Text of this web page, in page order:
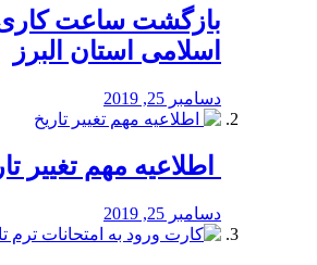
بازگشت ساعت کاری
اسلامی استان البرز
دسامبر 25, 2019
اطلاعیه مهم تغییر
دسامبر 25, 2019